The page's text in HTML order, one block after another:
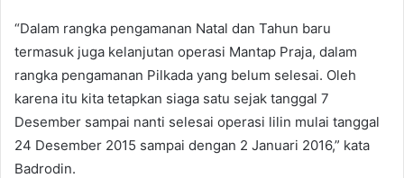
“Dalam rangka pengamanan Natal dan Tahun baru
termasuk juga kelanjutan operasi Mantap Praja, dalam
rangka pengamanan Pilkada yang belum selesai. Oleh
karena itu kita tetapkan siaga satu sejak tanggal 7
Desember sampai nanti selesai operasi lilin mulai tanggal
24 Desember 2015 sampai dengan 2 Januari 2016,” kata
Badrodin.